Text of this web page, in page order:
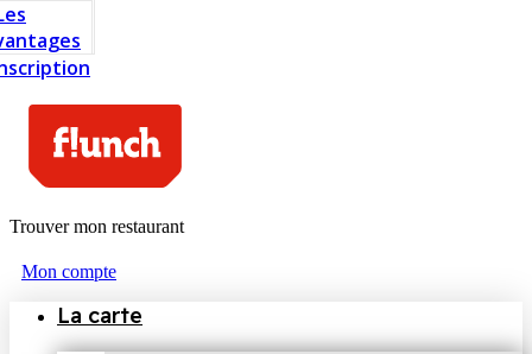
Trouver mon restaurant
Mon compte
La carte